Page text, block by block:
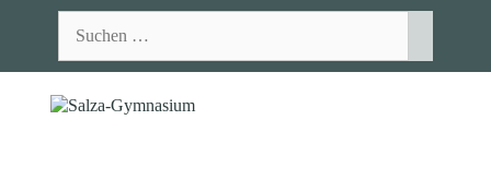
nach: